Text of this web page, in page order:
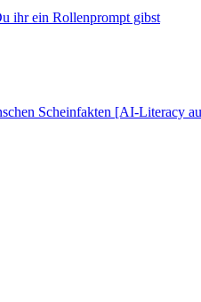
ihr ein Rollenprompt gibst
Scheinfakten [AI-Literacy